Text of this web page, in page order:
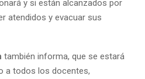
y si están alcanzados por
atendidos y evacuar sus
también informa, que se estará
a todos los docentes,